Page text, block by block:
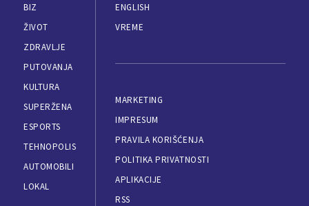
BIZ
ŽIVOT
ZDRAVLJE
PUTOVANJA
KULTURA
SUPERŽENA
ESPORTS
TEHNOPOLIS
AUTOMOBILI
LOKAL
ENGLISH
VREME
MARKETING
IMPRESUM
PRAVILA KORIŠĆENJA
POLITIKA PRIVATNOSTI
APLIKACIJE
RSS